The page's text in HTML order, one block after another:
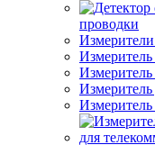
проводки